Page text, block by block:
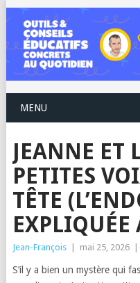
MENU
JEANNE ET
PETITES
TÊTE
EXPLIQUÉE
Jean-François mai 25, 2026
S’il y a bien un mystère qui